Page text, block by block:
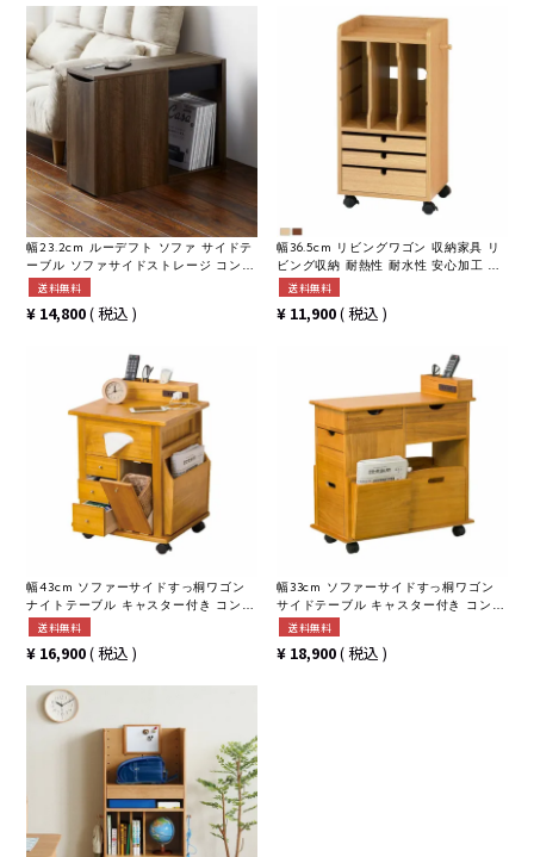
幅23.2cm ルーデフト ソファ サイドテ
ーブル ソファサイドストレージ コンパ
クト スリム 収納家具 コミック 本 雑誌
小物 ゴミ箱 収納 ワゴン 左右選択可 キ
ャスター付き
送料無料
¥ 14,800 税込
幅36.5cm リビングワゴン 収納家具 リ
ビング収納 耐熱性 耐水性 安心加工 仕
切り板 組み合わせ自由 引き出し収納
キャスター付き 子ども家具
送料無料
¥ 11,900 税込
幅43cm ソファーサイドすっ桐ワゴン
ナイトテーブル キャスター付き コンセ
ント付き 便利収納 収納ボックス ワゴ
ン リビング収納 ゴミ箱付き 整理収納
アドバイザー監修商品
送料無料
¥ 16,900 税込
幅33cm ソファーサイドすっ桐ワゴン
サイドテーブル キャスター付き コンセ
ント付き 便利収納 収納ボックス ワゴ
ン リビング収納 整理収納アドバイザー
監修商品
送料無料
¥ 18,900 税込